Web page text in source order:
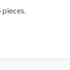
pieces.